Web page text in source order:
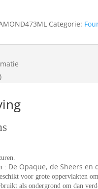
Categorie:
: De Opaque, de Sheers en
voor grote oppervlakten
als ondergrond om dan